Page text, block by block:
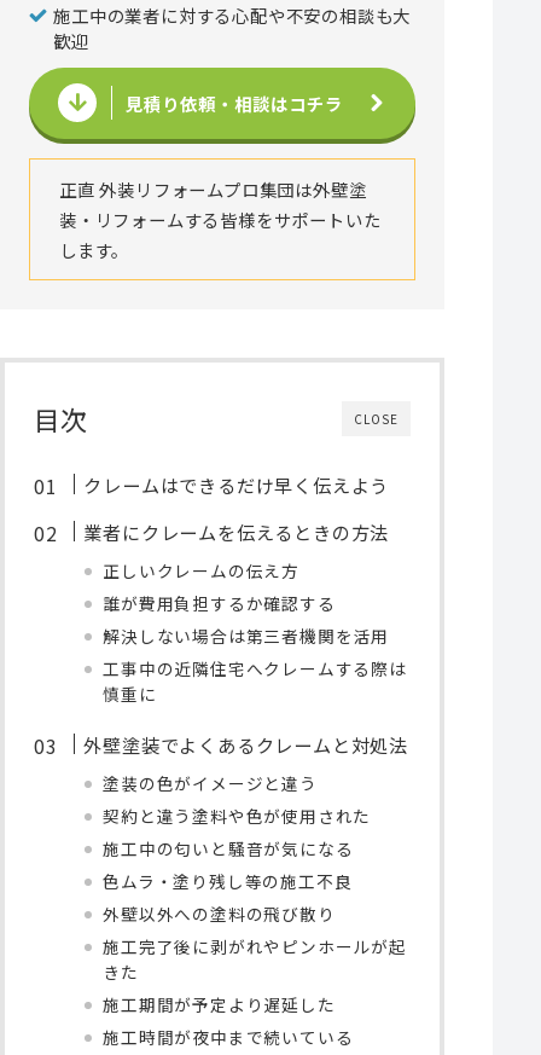
施工中の業者に対する心配や不安の相談も大
歓迎
見積り依頼・相談はコチラ
正直 外装リフォームプロ集団は外壁塗
装・リフォームする皆様をサポートいた
します。
CLOSE
目次
クレームはできるだけ早く伝えよう
業者にクレームを伝えるときの方法
正しいクレームの伝え方
誰が費用負担するか確認する
解決しない場合は第三者機関を活用
工事中の近隣住宅へクレームする際は
慎重に
外壁塗装でよくあるクレームと対処法
塗装の色がイメージと違う
契約と違う塗料や色が使用された
施工中の匂いと騒音が気になる
色ムラ・塗り残し等の施工不良
外壁以外への塗料の飛び散り
施工完了後に剥がれやピンホールが起
きた
施工期間が予定より遅延した
施工時間が夜中まで続いている